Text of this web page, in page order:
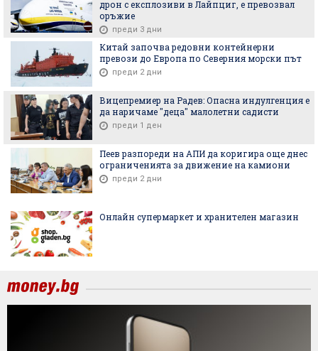
дрон с експлозиви в Лайпциг, е превозвал
оръжие
преди 3 дни
Китай започва редовни контейнерни
превози до Европа по Северния морски път
преди 2 дни
Вицепремиер на Радев: Опасна индулгенция е
да наричаме "деца" малолетни садисти
преди 1 ден
Пеев разпореди на АПИ да коригира още днес
ограниченията за движение на камиони
преди 2 дни
Онлайн супермаркет и хранителен магазин